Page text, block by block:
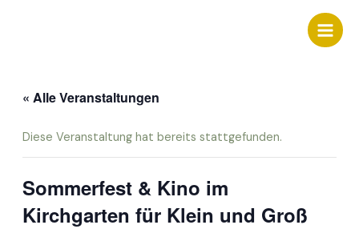
Main
« Alle Veranstaltungen
Diese Veranstaltung hat bereits stattgefunden.
Sommerfest & Kino im
Kirchgarten für Klein und Groß